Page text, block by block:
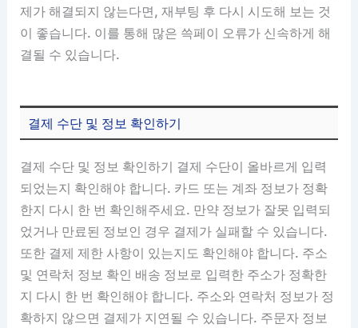
제가 해결되지 않는다면, 재부팅 후 다시 시도해 보는 것
이 좋습니다. 이를 통해 많은 쓱페이 오류가 신속하게 해
결될 수 있습니다.
결제 수단 및 정보 확인하기
결제 수단 및 정보 확인하기 결제 수단이 올바르게 입력
되었는지 확인해야 합니다. 카드 또는 계좌 정보가 정확
한지 다시 한 번 확인해주세요. 만약 정보가 잘못 입력되
었거나 만료된 정보인 경우 결제가 실패할 수 있습니다.
또한 결제 제한 사항이 있는지도 확인해야 합니다. 주소
및 연락처 정보 확인 배송 정보로 입력한 주소가 정확한
지 다시 한 번 확인해야 합니다. 주소와 연락처 정보가 정
확하지 않으면 결제가 지연될 수 있습니다. 주문자 정보